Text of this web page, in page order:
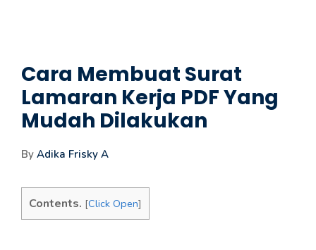
Cara Membuat Surat
Lamaran Kerja PDF Yang
Mudah Dilakukan
By Adika Frisky A
Contents. [Click Open]